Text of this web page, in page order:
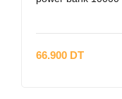
66.900 DT